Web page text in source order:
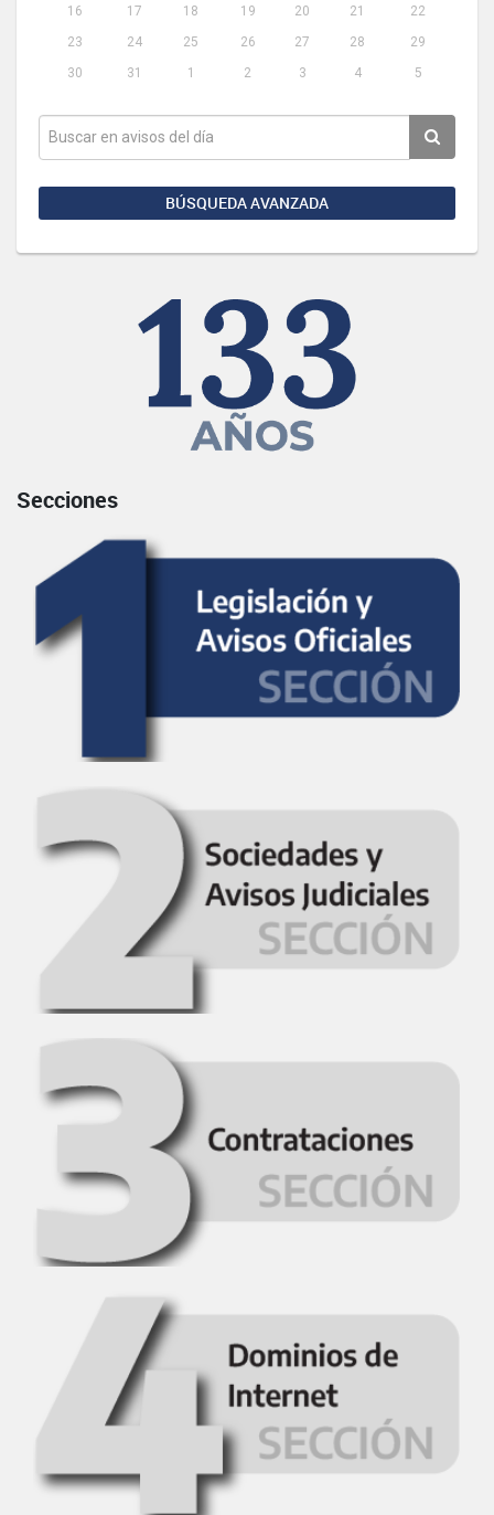
16
17 18 19 20 21
22
23
24 25 26 27 28
29
30
31 1 2 3 4 5
BÚSQUEDA AVANZADA
Secciones